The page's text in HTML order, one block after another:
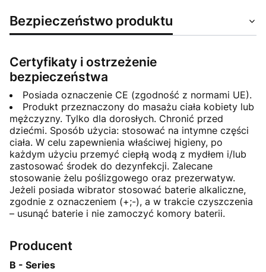
Bezpieczeństwo produktu
Certyfikaty i ostrzeżenie
bezpieczeństwa
Posiada oznaczenie CE (zgodność z normami UE).
Produkt przeznaczony do masażu ciała kobiety lub
mężczyzny. Tylko dla dorosłych. Chronić przed
dziećmi. Sposób użycia: stosować na intymne części
ciała. W celu zapewnienia właściwej higieny, po
każdym użyciu przemyć ciepłą wodą z mydłem i/lub
zastosować środek do dezynfekcji. Zalecane
stosowanie żelu poślizgowego oraz prezerwatyw.
Jeżeli posiada wibrator stosować baterie alkaliczne,
zgodnie z oznaczeniem (+;-), a w trakcie czyszczenia
– usunąć baterie i nie zamoczyć komory baterii.
Producent
B - Series